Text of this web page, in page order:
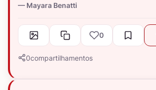
Mayara Benatti
0
0compartilhamentos